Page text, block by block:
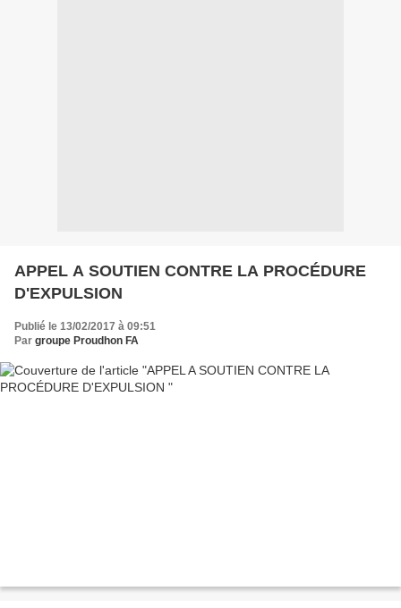
APPEL A SOUTIEN CONTRE LA PROCÉDURE
D'EXPULSION
Publié le 13/02/2017 à 09:51
Par groupe Proudhon FA